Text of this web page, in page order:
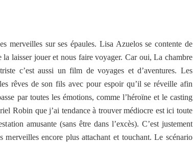
merveilles sur ses épaules. Lisa Azuelos se contente de
la laisser jouer et nous faire voyager. Car oui, La chambre
c’est aussi un film de voyages et d’aventures. Les
rêves de son fils avec pour espoir qu’il se réveille afin
par toutes les émotions, comme l’héroïne et le casting
Robin que j’ai tendance à trouver médiocre est ici toute
amusante (sans être dans l’excès). C’est justement
merveilles encore plus attachant et touchant. Le scénario